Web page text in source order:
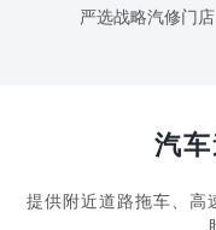
严选战略汽修门店
汽
提供附近道路拖车、高